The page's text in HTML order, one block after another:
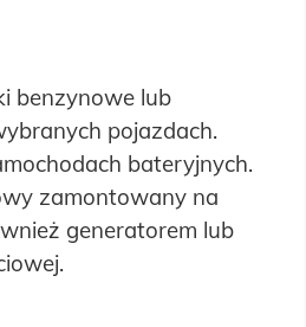
benzynowe lub
pojazdach.
bateryjnych.
zamontowany na
generatorem lub